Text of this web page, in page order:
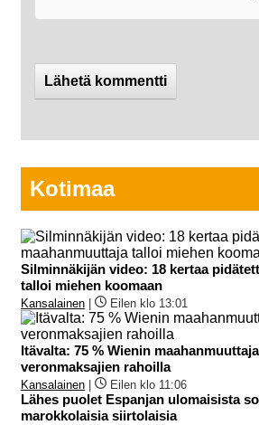
Kotimaa
Silminnäkijän video: 18 kertaa
talloi miehen koomaan
Kansalainen Eilen klo 13:01
Itävalta: 75 % Wienin
veronmaksajien rahoilla
Kansalainen Eilen klo 11:06
Lähes puolet Espanjan ulomaisista
marokkolaisia siirtolaisia